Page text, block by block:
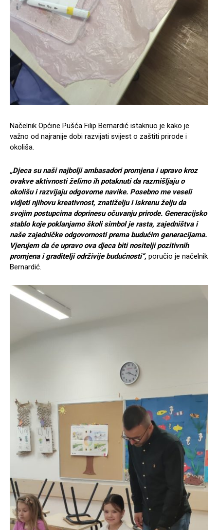
Načelnik Općine Pušća Filip Bernardić istaknuo je kako je
važno od najranije dobi razvijati svijest o zaštiti prirode i
okoliša.
„Djeca su naši najbolji ambasadori promjena i upravo kroz
ovakve aktivnosti želimo ih potaknuti da razmišljaju o
okolišu i razvijaju odgovorne navike. Posebno me veseli
vidjeti njihovu kreativnost, znatiželju i iskrenu želju da
svojim postupcima doprinesu očuvanju prirode. Generacijsko
stablo koje poklanjamo školi simbol je rasta, zajedništva i
naše zajedničke odgovornosti prema budućim generacijama.
Vjerujem da će upravo ova djeca biti nositelji pozitivnih
promjena i graditelji održivije budućnosti“, poručio je načelnik
Bernardić.